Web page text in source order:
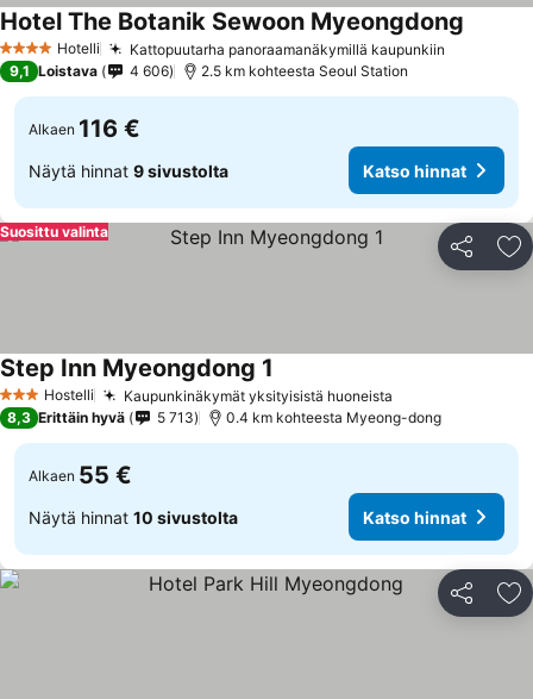
4 Tähtiluokitus
Hotelli Kattopuutarha panoraamanäkymillä kaupunkiin
Hotel The Botanik Sewoon Myeongdong
9,1 Loistava 4 606 2.5 km kohteesta Seoul Station
Alkaen 116 €
Näytä hinnat 9 sivustolta Katso hinnat
Jaa
Suosittu valinta
3 Tähtiluokitus
Hostelli Kaupunkinäkymät yksityisistä huoneista
Step Inn Myeongdong 1
8,3 Erittäin hyvä 5 713 0.4 km kohteesta Myeong-dong
Alkaen 55 €
Näytä hinnat 10 sivustolta Katso hinnat
Jaa